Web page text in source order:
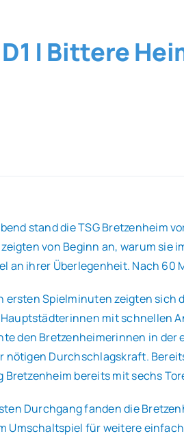
D1 | Bittere
stand die TSG Bretzenheim
von Beginn an, warum
an ihrer Überlegenheit. Nach
ersten Spielminuten zeigten
mit schnellen
den Bretzenheimerinnen in der
nötigen Durchschlagskraft.
Bretzenheim bereits mit sechs
Durchgang fanden die
Umschaltspiel für weitere